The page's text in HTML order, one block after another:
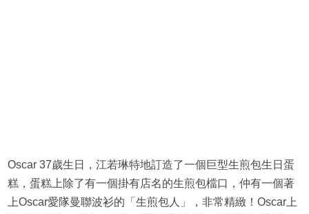
Oscar 37歲生日，江若琳特地訂造了一個巨型生煎包生日蛋
糕，蛋糕上除了有一個掛有店名的生煎包檔口，仲有一個著
上Oscar愛隊曼聯波衫的「生煎包人」，非常精緻！Oscar上